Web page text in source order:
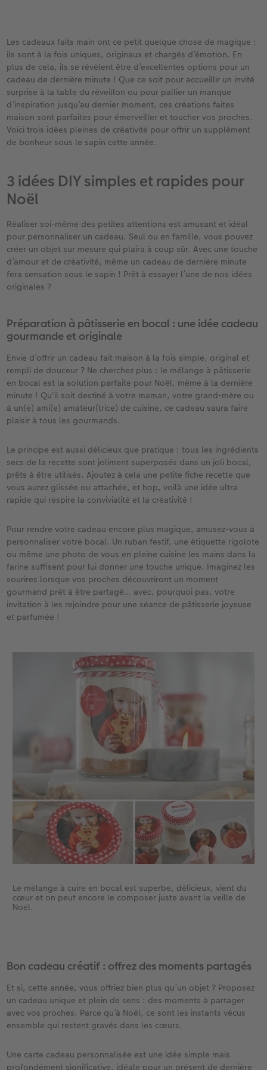
Livre photo Petit Carré
Album photo lin ou cuir
Thèmes d'albums photo
Album photo voyage
Livre photo de l’année
Album photo famille
Tirages créatifs
Poster photo
Agrandissement photo
Stickers personnalisés
Lot de photos
Trouver une borne
Tableau Photo Prestige
Cadres photo
Pêle-mêle photo
Porte-poster en bois
Cadre multi photos
Tirages créatifs
Jeux personnalisés
Décoration personnalisée
Magnets photo
Textiles personnalisés
Boîte cadeau
Faber Castell
Carte postale en ligne
Faire-part avec photo détachable
E.Leclerc
Les cadeaux faits main ont ce petit quelque chose de magique :
ils sont à la fois uniques, originaux et chargés d’émotion. En
plus de cela, ils se révèlent être d’excellentes options pour un
cadeau de dernière minute ! Que ce soit pour accueillir un invité
surprise à la table du réveillon ou pour pallier un manque
d’inspiration jusqu’au dernier moment, ces créations faites
maison sont parfaites pour émerveiller et toucher vos proches.
Voici trois idées pleines de créativité pour offrir un supplément
de bonheur sous le sapin cette année.
3 idées DIY simples et rapides pour
Noël​
Réaliser soi-même des petites attentions est amusant et idéal
pour personnaliser un cadeau. Seul ou en famille, vous pouvez
créer un objet sur mesure qui plaira à coup sûr. Avec une touche
d’amour et de créativité, même un cadeau de dernière minute
fera sensation sous le sapin ! Prêt à essayer l’une de nos idées
originales ?
Préparation à pâtisserie en bocal : une idée cadeau
gourmande et originale​
Envie d’offrir un cadeau fait maison à la fois simple, original et
rempli de douceur ? Ne cherchez plus : le mélange à pâtisserie
en bocal est la solution parfaite pour Noël, même à la dernière
minute ! Qu'il soit destiné à votre maman, votre grand-mère ou
à un(e) ami(e) amateur(trice) de cuisine, ce cadeau saura faire
plaisir à tous les gourmands.
Le principe est aussi délicieux que pratique : tous les ingrédients
secs de la recette sont joliment superposés dans un joli bocal,
prêts à être utilisés. Ajoutez à cela une petite fiche recette que
vous aurez glissée ou attachée, et hop, voilà une idée ultra
rapide qui respire la convivialité et la créativité !
Pour rendre votre cadeau encore plus magique, amusez-vous à
personnaliser votre bocal. Un ruban festif, une étiquette rigolote
ou même une photo de vous en pleine cuisine les mains dans la
farine suffisent pour lui donner une touche unique. Imaginez les
sourires lorsque vos proches découvriront un moment
gourmand prêt à être partagé… avec, pourquoi pas, votre
invitation à les rejoindre pour une séance de pâtisserie joyeuse
et parfumée !
Le mélange à cuire en bocal est superbe, délicieux, vient du
cœur et on peut encore le composer juste avant la veille de
Noël.
Bon cadeau créatif : offrez des moments partagés​
Et si, cette année, vous offriez bien plus qu’un objet ? Proposez
un cadeau unique et plein de sens : des moments à partager
avec vos proches. Parce qu’à Noël, ce sont les instants vécus
ensemble qui restent gravés dans les cœurs.
Une carte cadeau personnalisée est une idée simple mais
profondément significative, idéale pour un présent de dernière